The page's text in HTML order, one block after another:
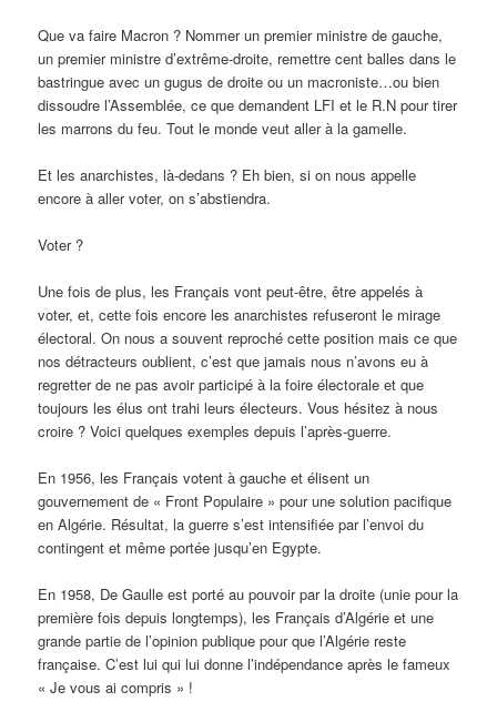
Que va faire Macron ? Nommer un premier ministre de gauche,
un premier ministre d’extrême-droite, remettre cent balles dans le
bastringue avec un gugus de droite ou un macroniste…ou bien
dissoudre l’Assemblée, ce que demandent LFI et le R.N pour tirer
les marrons du feu. Tout le monde veut aller à la gamelle.
Et les anarchistes, là-dedans ? Eh bien, si on nous appelle
encore à aller voter, on s’abstiendra.
Voter ?
Une fois de plus, les Français vont peut-être, être appelés à
voter, et, cette fois encore les anarchistes refuseront le mirage
électoral. On nous a souvent reproché cette position mais ce que
nos détracteurs oublient, c’est que jamais nous n’avons eu à
regretter de ne pas avoir participé à la foire électorale et que
toujours les élus ont trahi leurs électeurs. Vous hésitez à nous
croire ? Voici quelques exemples depuis l’après-guerre.
En 1956, les Français votent à gauche et élisent un
gouvernement de « Front Populaire » pour une solution pacifique
en Algérie. Résultat, la guerre s’est intensifiée par l’envoi du
contingent et même portée jusqu’en Egypte.
En 1958, De Gaulle est porté au pouvoir par la droite (unie pour la
première fois depuis longtemps), les Français d’Algérie et une
grande partie de l’opinion publique pour que l’Algérie reste
française. C’est lui qui lui donne l’indépendance après le fameux
« Je vous ai compris » !